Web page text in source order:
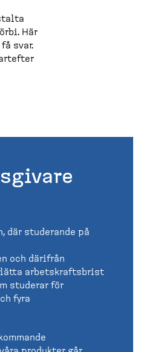
Här
svar.
där studerande på
och därifrån
arbetskraftsbrist
studerar för
fyra